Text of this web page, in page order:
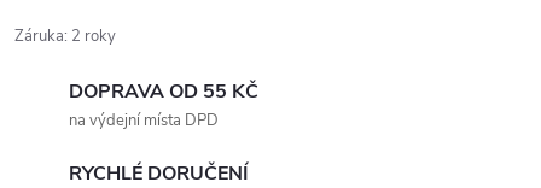
Záruka: 2 roky
DOPRAVA OD 55 KČ
na výdejní místa DPD
RYCHLÉ DORUČENÍ